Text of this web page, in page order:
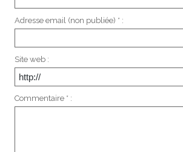
Adresse email (non publiée) * :
Site web :
Commentaire * :